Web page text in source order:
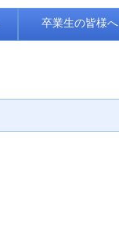
卒業生の皆様へ